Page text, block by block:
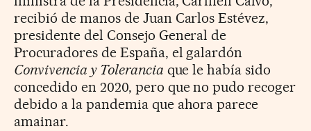
recibió de manos de Juan Carlos Estévez,
presidente del Consejo General de
Procuradores de España, el galardón
Convivencia y Tolerancia que le había sido
concedido en 2020, pero que no pudo recoger
debido a la pandemia que ahora parece
amainar.